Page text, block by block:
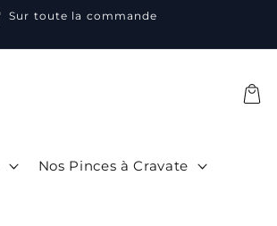
Sur toute la commande
Nos Pinces à Cravate
Panier